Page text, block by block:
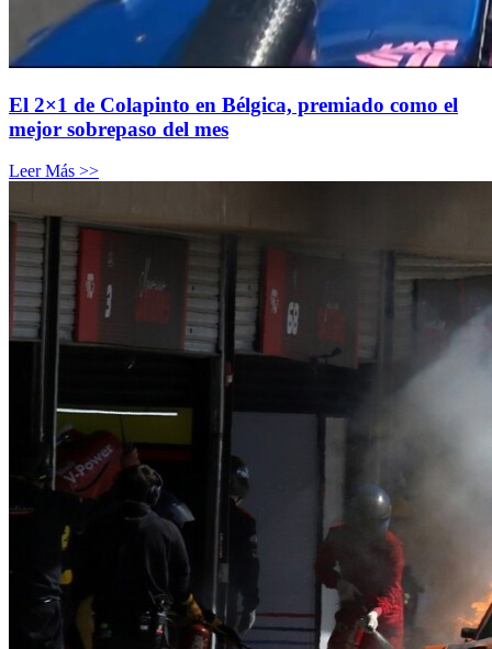
El 2×1 de Colapinto en Bélgica, premiado como el
mejor sobrepaso del mes
Leer Más >>